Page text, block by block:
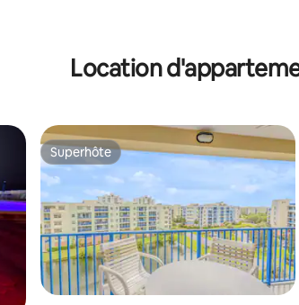
Location
Superhôte
Superhôte